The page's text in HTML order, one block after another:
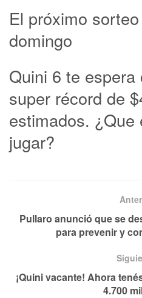
El próximo
domingo
Quini 6 te espera
super récord de
estimados. ¿Que
jugar?
Pullaro anunció que se
para prevenir y
¡Quini vacante! Ahora
4.700